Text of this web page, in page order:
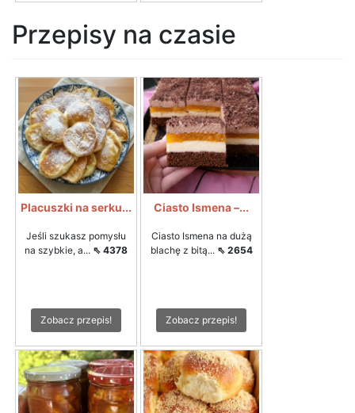
Przepisy na czasie
Placuszki na serku...
Jeśli szukasz pomysłu
na szybkie, a... ⇖ 4378
Zobacz przepis!
Ciasto Ismena –...
Ciasto Ismena na dużą
blachę z bitą... ⇖ 2654
Zobacz przepis!